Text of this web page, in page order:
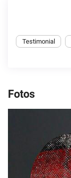
Testimonial
Fotos